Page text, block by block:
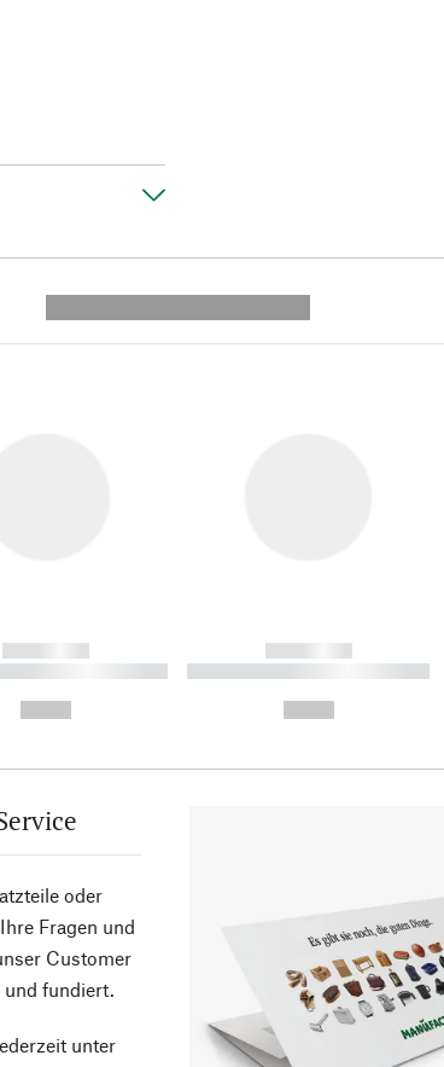
------------
----------- ----------
------------
----------- ----------- ----------
oder
Fragen und
Customer
und fundiert.
unter